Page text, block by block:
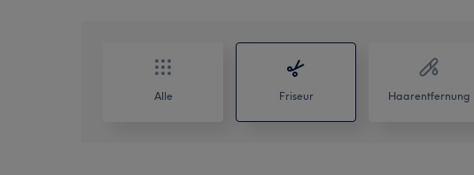
Alle Friseur Haarentfernung